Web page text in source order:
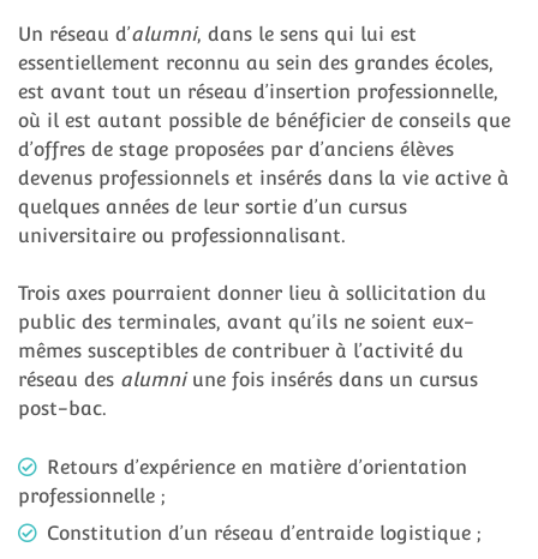
Un réseau d’alumni, dans le sens qui lui est
essentiellement reconnu au sein des grandes écoles,
est avant tout un réseau d’insertion professionnelle,
où il est autant possible de bénéficier de conseils que
d’offres de stage proposées par d’anciens élèves
devenus professionnels et insérés dans la vie active à
quelques années de leur sortie d’un cursus
universitaire ou professionnalisant.
Trois axes pourraient donner lieu à sollicitation du
public des terminales, avant qu’ils ne soient eux-
mêmes susceptibles de contribuer à l’activité du
réseau des alumniune fois insérés dans un cursus
post-bac.
Retours d’expérience en matière d’orientation
professionnelle ;
Constitution d’un réseau d’entraide logistique ;